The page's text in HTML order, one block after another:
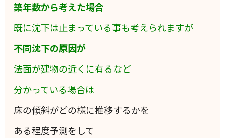
築年数から考えた場合
既に沈下は止まっている事も考えられますが
不同沈下の原因が
法面が建物の近くに有るなど
分かっている場合は
床の傾斜がどの様に推移するかを
ある程度予測をして